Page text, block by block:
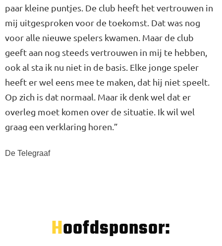
paar kleine puntjes. De club heeft het vertrouwen in
mij uitgesproken voor de toekomst. Dat was nog
voor alle nieuwe spelers kwamen. Maar de club
geeft aan nog steeds vertrouwen in mij te hebben,
ook al sta ik nu niet in de basis. Elke jonge speler
heeft er wel eens mee te maken, dat hij niet speelt.
Op zich is dat normaal. Maar ik denk wel dat er
overleg moet komen over de situatie. Ik wil wel
graag een verklaring horen.”
De Telegraaf
Hoofdsponsor: